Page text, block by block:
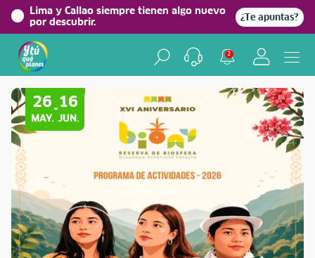
Lima y Callao siempre tienen algo nuevo
por descubrir.
¿Te apuntas?
2
Volver a Festividades
26
MAY.
-16
JUN.